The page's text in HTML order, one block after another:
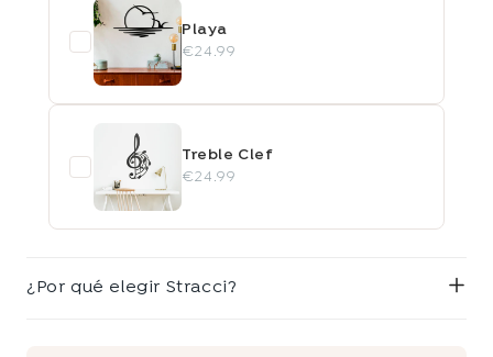
Playa
€24.99
Treble Clef
€24.99
¿Por qué elegir Stracci?